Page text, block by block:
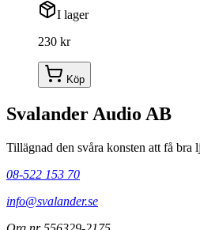
I lager
230 kr
Köp
Svalander Audio AB
Tillägnad den svåra konsten att få bra
08-522 153 70
info@svalander.se